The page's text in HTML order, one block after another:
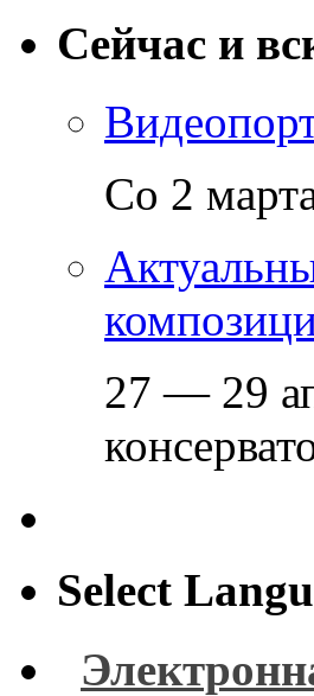
Сейчас и
Со 2
27 — 29
Select